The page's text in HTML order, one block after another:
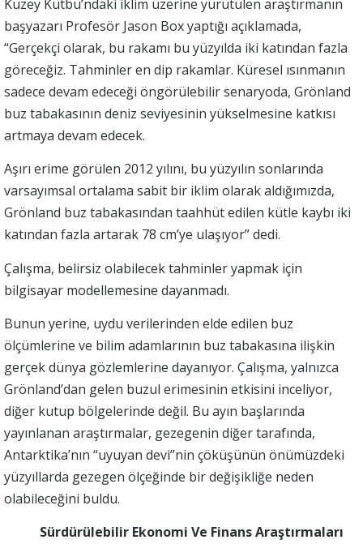
Kuzey Kutbu’ndaki iklim üzerine yürütülen araştırmanın
başyazarı Profesör Jason Box yaptığı açıklamada,
“Gerçekçi olarak, bu rakamı bu yüzyılda iki katından fazla
göreceğiz. Tahminler en dip rakamlar. Küresel ısınmanın
sadece devam edeceği öngörülebilir senaryoda, Grönland
buz tabakasının deniz seviyesinin yükselmesine katkısı
artmaya devam edecek.
Aşırı erime görülen 2012 yılını, bu yüzyılın sonlarında
varsayımsal ortalama sabit bir iklim olarak aldığımızda,
Grönland buz tabakasından taahhüt edilen kütle kaybı iki
katından fazla artarak 78 cm’ye ulaşıyor” dedi.
Çalışma, belirsiz olabilecek tahminler yapmak için
bilgisayar modellemesine dayanmadı.
Bunun yerine, uydu verilerinden elde edilen buz
ölçümlerine ve bilim adamlarının buz tabakasına ilişkin
gerçek dünya gözlemlerine dayanıyor. Çalışma, yalnızca
Grönland’dan gelen buzul erimesinin etkisini inceliyor,
diğer kutup bölgelerinde değil. Bu ayın başlarında
yayınlanan araştırmalar, gezegenin diğer tarafında,
Antarktika’nın “uyuyan devi”nin çöküşünün önümüzdeki
yüzyıllarda gezegen ölçeğinde bir değişikliğe neden
olabileceğini buldu.
Sürdürülebilir Ekonomi Ve Finans Araştırmaları